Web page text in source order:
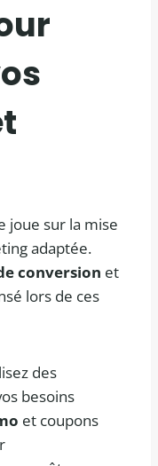
joue sur la mise
adaptée.
conversion et
lors de ces
des
besoins
et coupons